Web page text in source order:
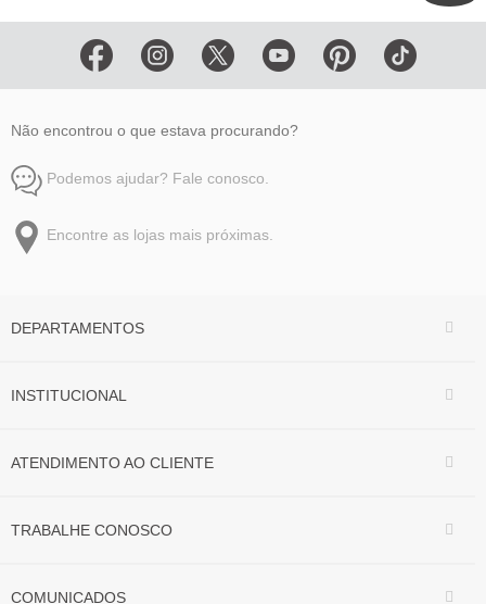
Não encontrou o que estava procurando?
Podemos ajudar? Fale conosco.
Encontre as lojas mais próximas.
DEPARTAMENTOS
INSTITUCIONAL
ATENDIMENTO AO CLIENTE
TRABALHE CONOSCO
COMUNICADOS